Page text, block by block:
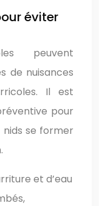
éviter
peuvent
de nuisances
Il est
pour
se former
et d’eau